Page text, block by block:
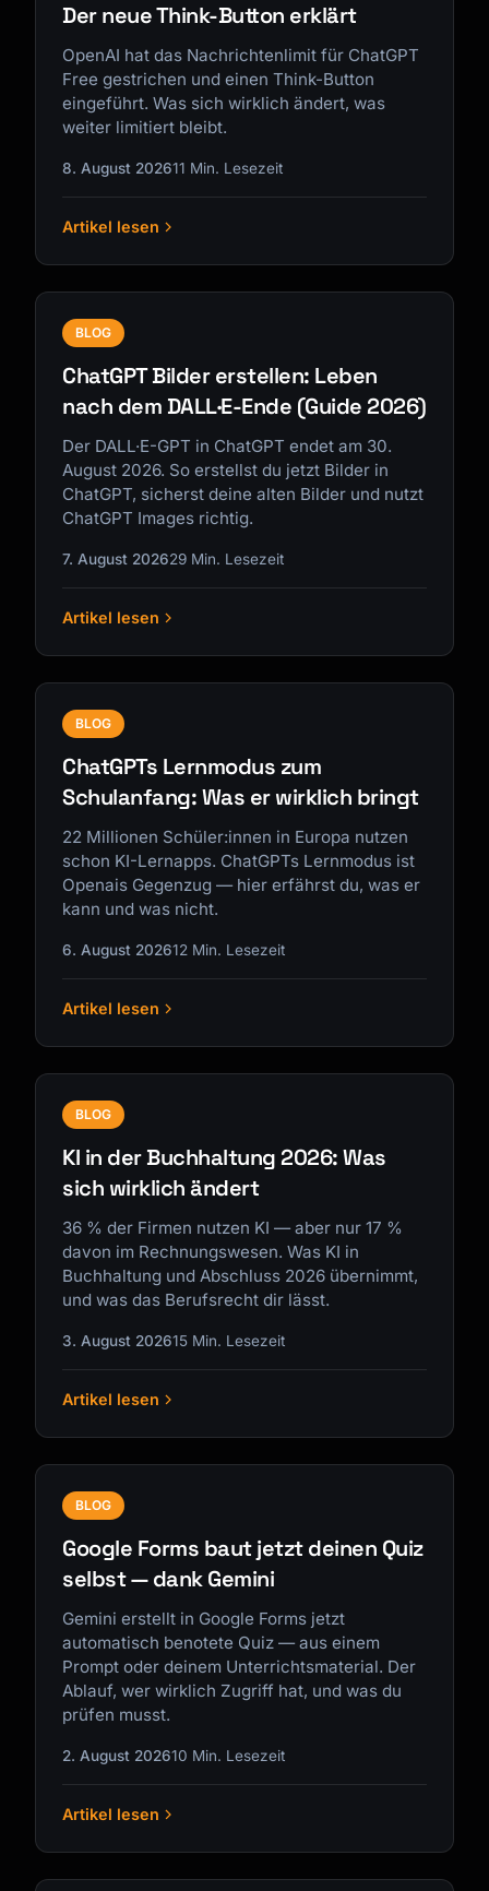
Der neue Think-Button erklärt
OpenAI hat das Nachrichtenlimit für ChatGPT
Free gestrichen und einen Think-Button
eingeführt. Was sich wirklich ändert, was
weiter limitiert bleibt.
8. August 202611 Min. Lesezeit
Artikel lesen
BLOG
ChatGPT Bilder erstellen: Leben
nach dem DALL·E-Ende (Guide 2026)
Der DALL·E-GPT in ChatGPT endet am 30.
August 2026. So erstellst du jetzt Bilder in
ChatGPT, sicherst deine alten Bilder und nutzt
ChatGPT Images richtig.
7. August 202629 Min. Lesezeit
Artikel lesen
BLOG
ChatGPTs Lernmodus zum
Schulanfang: Was er wirklich bringt
22 Millionen Schüler:innen in Europa nutzen
schon KI-Lernapps. ChatGPTs Lernmodus ist
Openais Gegenzug — hier erfährst du, was er
kann und was nicht.
6. August 202612 Min. Lesezeit
Artikel lesen
BLOG
KI in der Buchhaltung 2026: Was
sich wirklich ändert
36 % der Firmen nutzen KI — aber nur 17 %
davon im Rechnungswesen. Was KI in
Buchhaltung und Abschluss 2026 übernimmt,
und was das Berufsrecht dir lässt.
3. August 202615 Min. Lesezeit
Artikel lesen
BLOG
Google Forms baut jetzt deinen Quiz
selbst — dank Gemini
Gemini erstellt in Google Forms jetzt
automatisch benotete Quiz — aus einem
Prompt oder deinem Unterrichtsmaterial. Der
Ablauf, wer wirklich Zugriff hat, und was du
prüfen musst.
2. August 202610 Min. Lesezeit
Artikel lesen
Kai